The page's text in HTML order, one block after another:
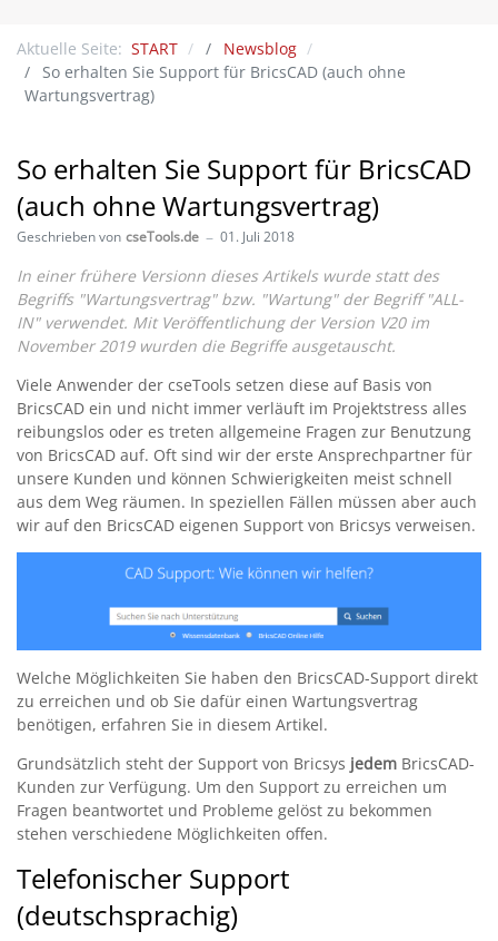
Aktuelle Seite: START
Newsblog
So erhalten Sie Support für BricsCAD (auch ohne
Wartungsvertrag)
So erhalten Sie Support für BricsCAD
(auch ohne Wartungsvertrag)
Geschrieben von cseTools.de 01. Juli 2018
In einer frühere Versionn dieses Artikels wurde statt des
Begriffs "Wartungsvertrag" bzw. "Wartung" der Begriff "ALL-
IN" verwendet. Mit Veröffentlichung der Version V20 im
November 2019 wurden die Begriffe ausgetauscht.
Viele Anwender der cseTools setzen diese auf Basis von
BricsCAD ein und nicht immer verläuft im Projektstress alles
reibungslos oder es treten allgemeine Fragen zur Benutzung
von BricsCAD auf. Oft sind wir der erste Ansprechpartner für
unsere Kunden und können Schwierigkeiten meist schnell
aus dem Weg räumen. In speziellen Fällen müssen aber auch
wir auf den BricsCAD eigenen Support von Bricsys verweisen.
Welche Möglichkeiten Sie haben den BricsCAD-Support direkt
zu erreichen und ob Sie dafür einen Wartungsvertrag
benötigen, erfahren Sie in diesem Artikel.
Grundsätzlich steht der Support von Bricsys jedem BricsCAD-
Kunden zur Verfügung. Um den Support zu erreichen um
Fragen beantwortet und Probleme gelöst zu bekommen
stehen verschiedene Möglichkeiten offen.
Telefonischer Support
(deutschsprachig)